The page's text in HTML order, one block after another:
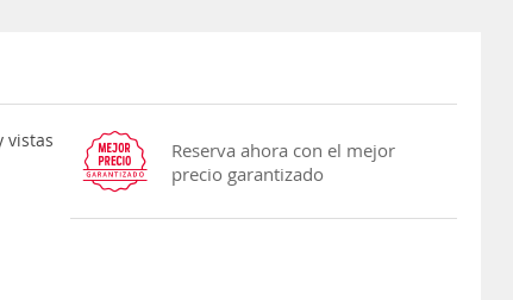
vistas
Reserva ahora con el mejor
precio garantizado